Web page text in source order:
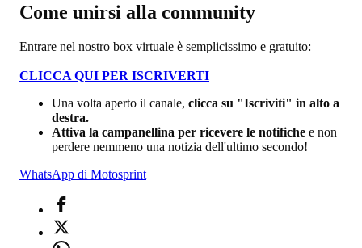
Come unirsi alla community
​Entrare nel nostro box virtuale è semplicissimo e gratuito:
CLICCA QUI PER ISCRIVERTI
​Una volta aperto il canale, clicca su "Iscriviti" in alto a
destra.
Attiva la campanellina per ricevere le notifiche e non
perdere nemmeno una notizia dell'ultimo secondo!
WhatsApp di Motosprint